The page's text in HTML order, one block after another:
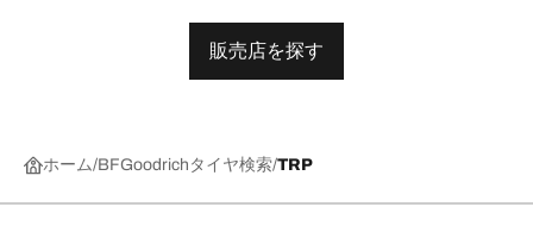
販売店を探す
ホーム BFGoodrichタイヤ検索 TRP